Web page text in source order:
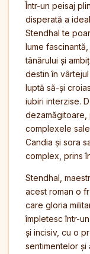
Într-un peisaj
disperată a
Stendhal te
lume
tânărului și
destin în
luptă să-și
iubiri interzise.
dezamăgitoare,
complexele
Candia și sora
complex, prins
Stendhal,
acest roman o
care gloria
împletesc într-
și incisiv, cu o
sentimentelor și